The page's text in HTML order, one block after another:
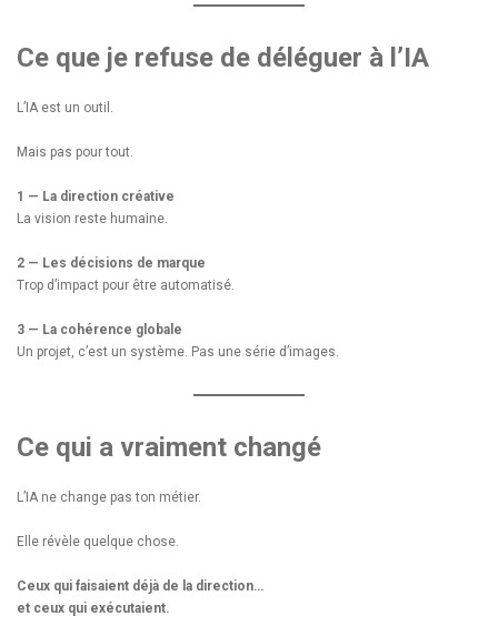
Ce que je refuse de déléguer à l’IA
L’IA est un outil.
Mais pas pour tout.
1 — La direction créative
La vision reste humaine.
2 — Les décisions de marque
Trop d’impact pour être automatisé.
3 — La cohérence globale
Un projet, c’est un système. Pas une série d’images.
Ce qui a vraiment changé
L’IA ne change pas ton métier.
Elle révèle quelque chose.
Ceux qui faisaient déjà de la direction…
et ceux qui exécutaient.